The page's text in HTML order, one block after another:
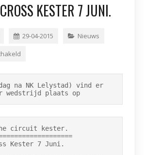
KESTER 7 JUNI.
29-04-2015 Nieuws
na NK Lelystad) vind er
wedstrijd plaats op
circuit kester.
Kester 7 Juni.